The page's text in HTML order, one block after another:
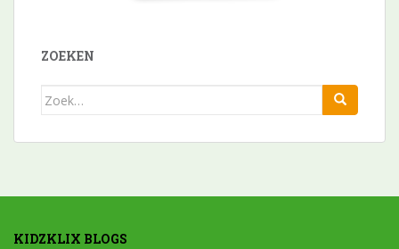
ZOEKEN
Zoek
KIDZKLIX BLOGS